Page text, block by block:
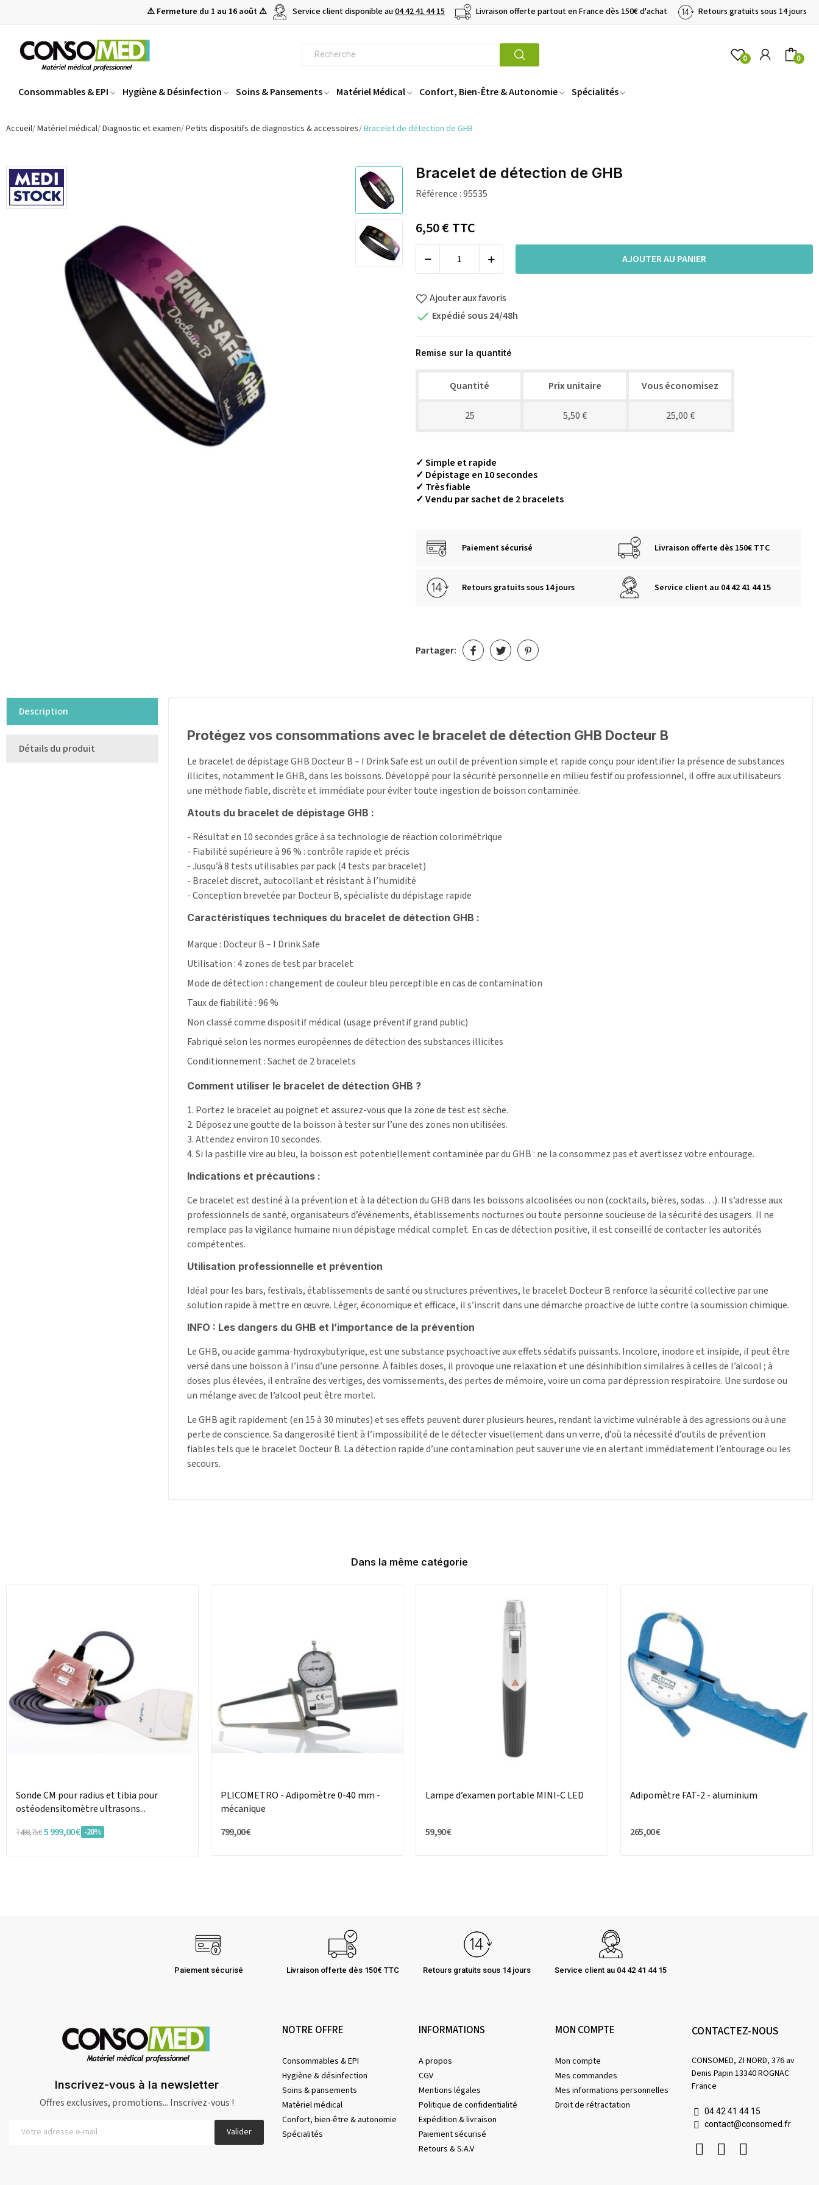
⚠️ Fermeture du 1 au 16 août ⚠️ Service client disponible au04 42 41 44 15 Livraison offerte partout en France dès 150€ d'achat Retours gratuits sous 14 jours
0 0
Consommables & EPI Hygiène & Désinfection Soins & Pansements Matériel Médical Confort, Bien-Être & Autonomie Spécialités
Accueil Matériel médical Diagnostic et examen Petits dispositifs de diagnostics & accessoires Bracelet de détection de GHB
Bracelet de détection de GHB
Référence :95535
6,50 €TTC
AJOUTER AU PANIER
Ajouter aux favoris
 Expédié sous 24/48h
Remise sur la quantité
Quantité Prix unitaire Vous économisez
25 5,50 € 25,00 €
✓ Simple et rapide
✓ Dépistage en 10 secondes
✓ Très fiable
✓ Vendu par sachet de 2 bracelets
Paiement sécurisé Livraison offerte dès 150€ TTC
Retours gratuits sous 14 jours Service client au 04 42 41 44 15
Partager:
Description
Détails du produit
Protégez vos consommations avec le bracelet de détection GHB Docteur B
Le bracelet de dépistage GHB Docteur B – I Drink Safe est un outil de prévention simple et rapide conçu pour identifier la présence de substances
illicites, notamment le GHB, dans les boissons. Développé pour la sécurité personnelle en milieu festif ou professionnel, il offre aux utilisateurs
une méthode fiable, discrète et immédiate pour éviter toute ingestion de boisson contaminée.
Atouts du bracelet de dépistage GHB :
- Résultat en 10 secondes grâce à sa technologie de réaction colorimétrique
- Fiabilité supérieure à 96 % : contrôle rapide et précis
- Jusqu’à 8 tests utilisables par pack (4 tests par bracelet)
- Bracelet discret, autocollant et résistant à l’humidité
- Conception brevetée par Docteur B, spécialiste du dépistage rapide
Caractéristiques techniques du bracelet de détection GHB :
Marque : Docteur B – I Drink Safe
Utilisation : 4 zones de test par bracelet
Mode de détection : changement de couleur bleu perceptible en cas de contamination
Taux de fiabilité : 96 %
Non classé comme dispositif médical (usage préventif grand public)
Fabriqué selon les normes européennes de détection des substances illicites
Conditionnement : Sachet de 2 bracelets
Comment utiliser le bracelet de détection GHB ?
1. Portez le bracelet au poignet et assurez-vous que la zone de test est sèche.
2. Déposez une goutte de la boisson à tester sur l’une des zones non utilisées.
3. Attendez environ 10 secondes.
4. Si la pastille vire au bleu, la boisson est potentiellement contaminée par du GHB : ne la consommez pas et avertissez votre entourage.
Indications et précautions :
Ce bracelet est destiné à la prévention et à la détection du GHB dans les boissons alcoolisées ou non (cocktails, bières, sodas…). Il s’adresse aux
professionnels de santé, organisateurs d’événements, établissements nocturnes ou toute personne soucieuse de la sécurité des usagers. Il ne
remplace pas la vigilance humaine ni un dépistage médical complet. En cas de détection positive, il est conseillé de contacter les autorités
compétentes.
Utilisation professionnelle et prévention
Idéal pour les bars, festivals, établissements de santé ou structures préventives, le bracelet Docteur B renforce la sécurité collective par une
solution rapide à mettre en œuvre. Léger, économique et efficace, il s’inscrit dans une démarche proactive de lutte contre la soumission chimique.
INFO : Les dangers du GHB et l’importance de la prévention
Le GHB, ou acide gamma-hydroxybutyrique, est une substance psychoactive aux effets sédatifs puissants. Incolore, inodore et insipide, il peut être
versé dans une boisson à l’insu d’une personne. À faibles doses, il provoque une relaxation et une désinhibition similaires à celles de l’alcool ; à
doses plus élevées, il entraîne des vertiges, des vomissements, des pertes de mémoire, voire un coma par dépression respiratoire. Une surdose ou
un mélange avec de l’alcool peut être mortel.
Le GHB agit rapidement (en 15 à 30 minutes) et ses effets peuvent durer plusieurs heures, rendant la victime vulnérable à des agressions ou à une
perte de conscience. Sa dangerosité tient à l’impossibilité de le détecter visuellement dans un verre, d’où la nécessité d’outils de prévention
fiables tels que le bracelet Docteur B. La détection rapide d’une contamination peut sauver une vie en alertant immédiatement l’entourage ou les
secours.
Dans la même catégorie
Sonde CM pour radius et tibia pour
ostéodensitomètre ultrasons...
7 498,75 €5 999,00 € -20%
PLICOMETRO - Adipomètre 0-40 mm -
mécanique
799,00 €
Lampe d’examen portable MINI-C LED
59,90 €
Adipomètre FAT-2 - aluminium
265,00 €
Paiement sécurisé Livraison offerte dès 150€ TTC Retours gratuits sous 14 jours Service client au 04 42 41 44 15
Inscrivez-vous à la newsletter
Offres exclusives, promotions... Inscrivez-vous !
Valider
NOTRE OFFRE
Consommables & EPI
Hygiène & désinfection
Soins & pansements
Matériel médical
Confort, bien-être & autonomie
Spécialités
INFORMATIONS
A propos
CGV
Mentions légales
Politique de confidentialité
Expédition & livraison
Paiement sécurisé
Retours & S.A.V
MON COMPTE
Mon compte
Mes commandes
Mes informations personnelles
Droit de rétractation
CONTACTEZ-NOUS
CONSOMED, ZI NORD, 376 av
Denis Papin 13340 ROGNAC
France
04 42 41 44 15
contact@consomed.fr